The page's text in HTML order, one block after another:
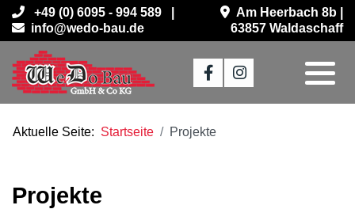
+49 (0) 6095 - 994 589 |
info@wedo-bau.de
Am Heerbach 8b |
63857 Waldaschaff
Aktuelle Seite: Startseite Projekte
Projekte